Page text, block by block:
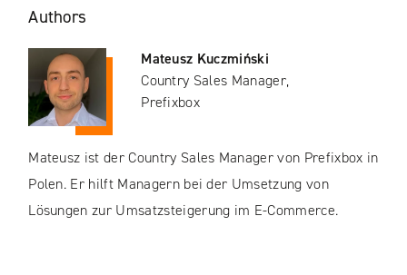
Authors
Mateusz Kuczmiński
Country Sales Manager,
Prefixbox
Mateusz ist der Country Sales Manager von Prefixbox in
Polen. Er hilft Managern bei der Umsetzung von
Lösungen zur Umsatzsteigerung im E-Commerce.